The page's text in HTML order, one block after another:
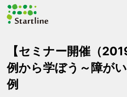
イ
テ
【セミナー開催（
例から学ぼう～障が
例